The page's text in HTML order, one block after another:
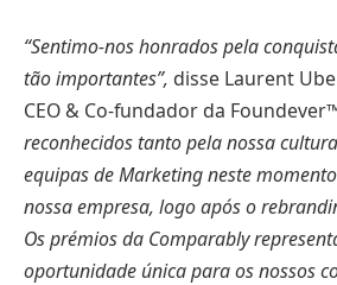
“Sentimo-nos honrados pela
tão importantes”, disse Laurent
CEO & Co-fundador da
reconhecidos tanto pela nossa
equipas de Marketing neste
nossa empresa, logo após o
Os prémios da Comparably
oportunidade única para os nossos